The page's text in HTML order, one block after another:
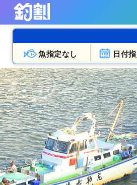
魚指定なし 日付